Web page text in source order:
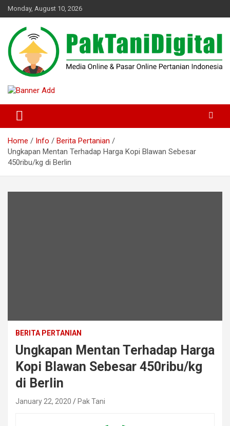
Skip
to
content
Monday, August 10, 2026
Pak Tani Digital
Home Info
Berita Pertanian
Ungkapan Mentan Terhadap Harga Kopi Blawan Sebesar
450ribu/kg di Berlin
BERITA PERTANIAN
Ungkapan Mentan Terhadap Harga
Kopi Blawan Sebesar 450ribu/kg
di Berlin
January 22, 2020 Pak Tani